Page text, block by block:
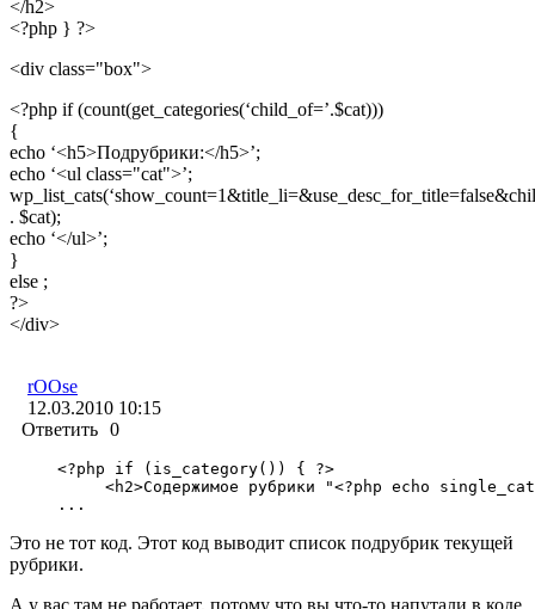
</h2>
<?php } ?>
<div class="box">
<?php if (count(get_categories(‘child_of=’.$cat)))
{
echo ‘<h5>Подрубрики:</h5>’;
echo ‘<ul class="cat">’;
. $cat);
echo ‘</ul>’;
}
else ;
?>
</div>
rOOse
12.03.2010 10:15
Ответить 0
<?php if (is_category()) { ?>
<h2>Содержимое рубрики "<?php echo
...
Это не тот код. Этот код выводит список подрубрик текущей
рубрики.